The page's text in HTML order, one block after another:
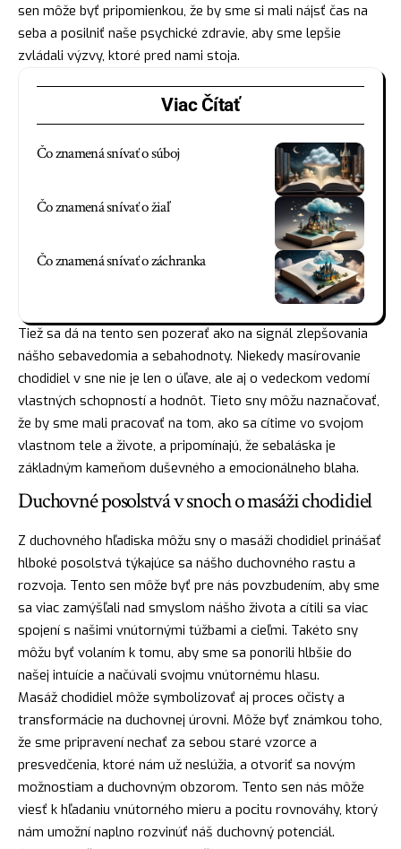
sen môže byť pripomienkou, že by sme si mali nájsť čas na
seba a posilniť naše psychické zdravie, aby sme lepšie
zvládali výzvy, ktoré pred nami stoja.
Viac Čítať
Čo znamená snívať o súboj
Čo znamená snívať o žiaľ
Čo znamená snívať o záchranka
Tiež sa dá na tento sen pozerať ako na signál zlepšovania
nášho sebavedomia a sebahodnoty. Niekedy masírovanie
chodidiel v sne nie je len o úľave, ale aj o vedeckom vedomí
vlastných schopností a hodnôt. Tieto sny môžu naznačovať,
že by sme mali pracovať na tom, ako sa cítime vo svojom
vlastnom tele a živote, a pripomínajú, že sebaláska je
základným kameňom duševného a emocionálneho blaha.
Duchovné posolstvá v snoch o masáži chodidiel
Z duchovného hľadiska môžu sny o masáži chodidiel prinášať
hlboké posolstvá týkajúce sa nášho duchovného rastu a
rozvoja. Tento sen môže byť pre nás povzbudením, aby sme
sa viac zamýšľali nad smyslom nášho života a cítili sa viac
spojení s našimi vnútornými túžbami a cieľmi. Takéto sny
môžu byť volaním k tomu, aby sme sa ponorili hlbšie do
našej intuície a načúvali svojmu vnútornému hlasu.
Masáž chodidiel môže symbolizovať aj proces očisty a
transformácie na duchovnej úrovni. Môže byť známkou toho,
že sme pripravení nechať za sebou staré vzorce a
presvedčenia, ktoré nám už neslúžia, a otvoriť sa novým
možnostiam a duchovným obzorom. Tento sen nás môže
viesť k hľadaniu vnútorného mieru a pocitu rovnováhy, ktorý
nám umožní naplno rozvinúť náš duchovný potenciál.